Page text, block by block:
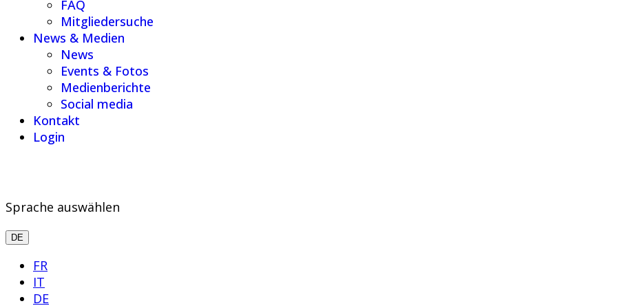
FAQ
Mitgliedersuche
News & Medien
News
Events & Fotos
Medienberichte
Social media
Kontakt
Login
Sprache auswählen
DE
FR
IT
DE